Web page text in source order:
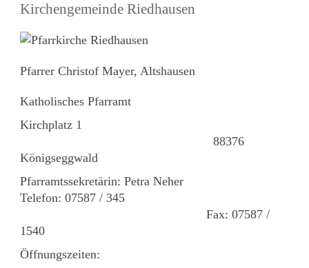
Kirchengemeinde Riedhausen
Pfarrer Christof Mayer, Altshausen
Katholisches Pfarramt
Kirchplatz 1
88376
Königseggwald
Pfarramtssekretärin: Petra Neher
Telefon: 07587 / 345
Fax: 07587 /
1540
Öffnungszeiten: